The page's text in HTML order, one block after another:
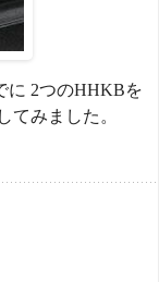
に 2つのHHKBを
てみました。